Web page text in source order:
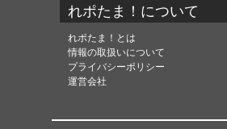
れポたま！について
れポたま！とは
情報の取扱いについて
プライバシーポリシー
運営会社